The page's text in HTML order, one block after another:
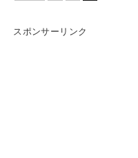
スポンサーリンク